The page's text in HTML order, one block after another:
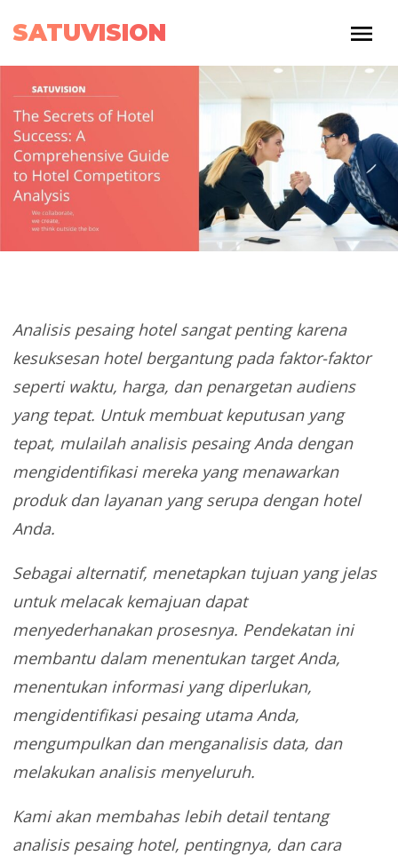
SATUVISION
Analisis pesaing hotel sangat penting karena
kesuksesan hotel bergantung pada faktor-faktor
seperti waktu, harga, dan penargetan audiens
yang tepat. Untuk membuat keputusan yang
tepat, mulailah analisis pesaing Anda dengan
mengidentifikasi mereka yang menawarkan
produk dan layanan yang serupa dengan hotel
Anda.
Sebagai alternatif, menetapkan tujuan yang jelas
untuk melacak kemajuan dapat
menyederhanakan prosesnya. Pendekatan ini
membantu dalam menentukan target Anda,
menentukan informasi yang diperlukan,
mengidentifikasi pesaing utama Anda,
mengumpulkan dan menganalisis data, dan
melakukan analisis menyeluruh.
Kami akan membahas lebih detail tentang
analisis pesaing hotel, pentingnya, dan cara